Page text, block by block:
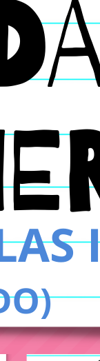
AULA DEL FUTURO
AYUDA BECA
AYUDAS EN
ADMISIÓN DE
BAREMACIÓN
CALENDARIO
CELEBRAMOS EL
COMIENZO DE
CONVOCATORIA